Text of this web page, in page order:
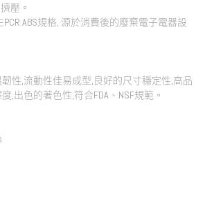
壓。
PCR ABS規格, 源於消費後的廢棄電子電器設
性,流動性佳易成型,良好的尺寸穩定性,高品
,出色的著色性,符合FDA、NSF規範。